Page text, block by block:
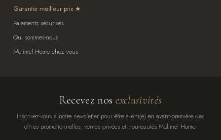
Garantie meilleur prix
Paiements sécurisés
Qui sommes-nous
Melimel Home chez vous
Recevez nos exclusivités
Inscrivez-vous à notre newsletter pour être averti(e) en avant-première des
offres promotionnelles, ventes privées et nouveautés Melimel Home.